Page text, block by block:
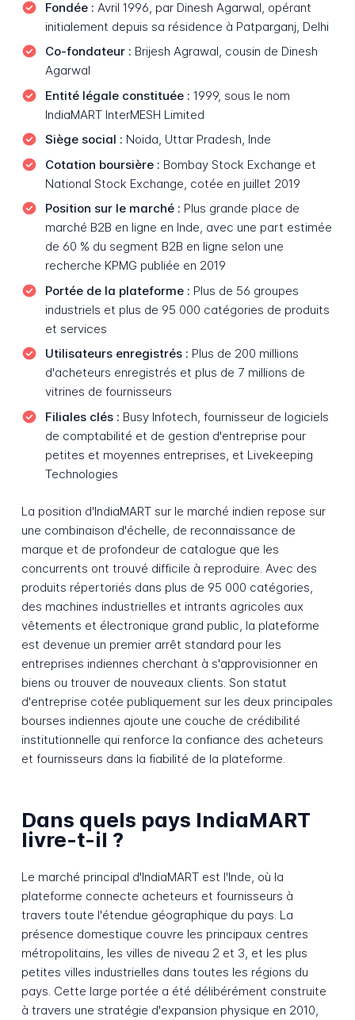
Fondée : Avril 1996, par Dinesh Agarwal, opérant
initialement depuis sa résidence à Patparganj, Delhi
Co-fondateur : Brijesh Agrawal, cousin de Dinesh
Agarwal
Entité légale constituée : 1999, sous le nom
IndiaMART InterMESH Limited
Siège social : Noida, Uttar Pradesh, Inde
Cotation boursière : Bombay Stock Exchange et
National Stock Exchange, cotée en juillet 2019
Position sur le marché : Plus grande place de
marché B2B en ligne en Inde, avec une part estimée
de 60 % du segment B2B en ligne selon une
recherche KPMG publiée en 2019
Portée de la plateforme : Plus de 56 groupes
industriels et plus de 95 000 catégories de produits
et services
Utilisateurs enregistrés : Plus de 200 millions
d'acheteurs enregistrés et plus de 7 millions de
vitrines de fournisseurs
Filiales clés : Busy Infotech, fournisseur de logiciels
de comptabilité et de gestion d'entreprise pour
petites et moyennes entreprises, et Livekeeping
Technologies
La position d'IndiaMART sur le marché indien repose sur
une combinaison d'échelle, de reconnaissance de
marque et de profondeur de catalogue que les
concurrents ont trouvé difficile à reproduire. Avec des
produits répertoriés dans plus de 95 000 catégories,
des machines industrielles et intrants agricoles aux
vêtements et électronique grand public, la plateforme
est devenue un premier arrêt standard pour les
entreprises indiennes cherchant à s'approvisionner en
biens ou trouver de nouveaux clients. Son statut
d'entreprise cotée publiquement sur les deux principales
bourses indiennes ajoute une couche de crédibilité
institutionnelle qui renforce la confiance des acheteurs
et fournisseurs dans la fiabilité de la plateforme.
Dans quels pays IndiaMART
livre-t-il ?
Le marché principal d'IndiaMART est l'Inde, où la
plateforme connecte acheteurs et fournisseurs à
travers toute l'étendue géographique du pays. La
présence domestique couvre les principaux centres
métropolitains, les villes de niveau 2 et 3, et les plus
petites villes industrielles dans toutes les régions du
pays. Cette large portée a été délibérément construite
à travers une stratégie d'expansion physique en 2010,